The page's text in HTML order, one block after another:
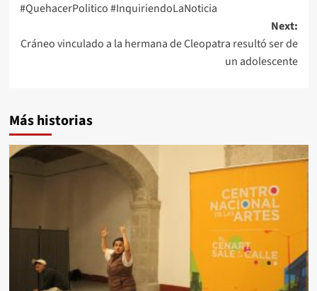
#QuehacerPolitico #InquiriendoLaNoticia
Next:
Cráneo vinculado a la hermana de Cleopatra resultó ser de
un adolescente
Más historias